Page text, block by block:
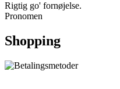
Rigtig go' fornøjelse.
Pronomen
Shopping